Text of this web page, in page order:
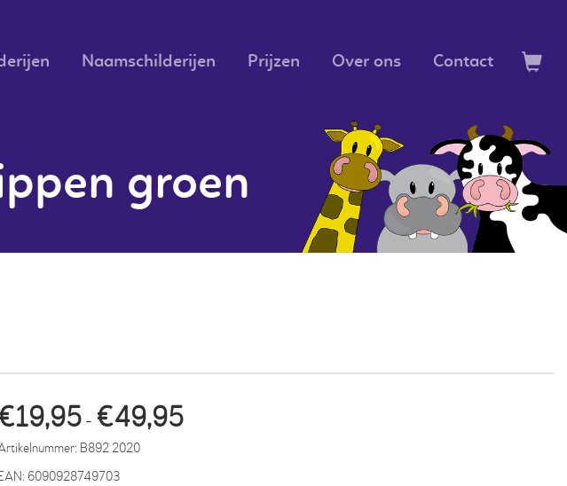
Naamschilderijen Prijzen Over ons Contact
groen
€19,95 - €49,95
B892 2020
6090928749703